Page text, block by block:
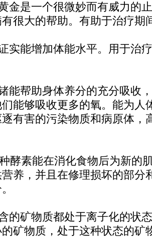
金是一个很微妙而有威力的
很大的帮助。有助于治疗期
实能增加体能水平。用于治
能帮助身体养分的充分吸收
能够吸收更多的氧。能为人
有害的污染物质和病原体，
酵素能在消化食物后为新的
养，并且在修理损坏的部分
的矿物质都处于离子化的状
矿物质，处于这种状态的矿